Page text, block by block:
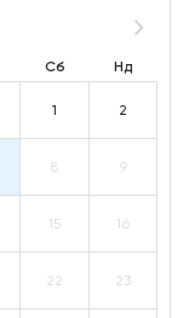
Сб Нд
1 2
8 9
15 16
22 23